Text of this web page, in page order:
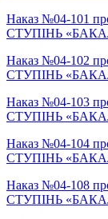
Наказ №04-101
СТУПІНЬ
Наказ №04-102
СТУПІНЬ
Наказ №04-103
СТУПІНЬ
Наказ №04-104
СТУПІНЬ
Наказ №04-108
СТУПІНЬ